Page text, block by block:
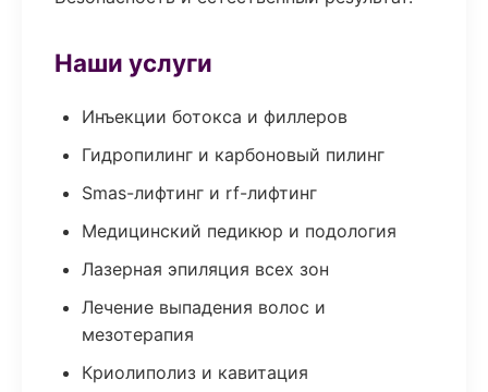
Наши услуги
Инъекции ботокса и филлеров
Гидропилинг и карбоновый пилинг
Smas-лифтинг и rf-лифтинг
Медицинский педикюр и подология
Лазерная эпиляция всех зон
Лечение выпадения волос и
мезотерапия
Криолиполиз и кавитация